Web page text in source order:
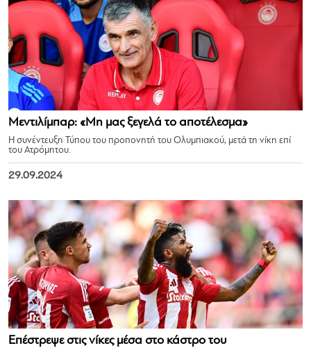
Μεντιλίμπαρ: «Μη μας ξεγελά το αποτέλεσμα»
Η συνέντευξη Τύπου του προπονητή του Ολυμπιακού, μετά τη νίκη επί
του Ατρόμητου.
29.09.2024
Επέστρεψε στις νίκες μέσα στο κάστρο του